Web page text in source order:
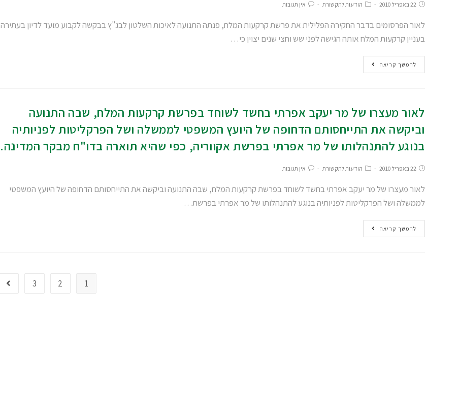
22 באפריל 2010 הודעות לתקשורת אין תגובות
לאור הפרסומים בדבר החקירה הפלילית את פרשת קרקעות המלח, פנתה התנועה לאיכות השלטון לבג"ץ בבקשה לקבוע מועד לדיון בעתירה
בעניין קרקעות המלח אותה הגישה לפני שש וחצי שנים יצוין כי…
להמשך קריאה
לאור מעצרו של מר יעקב אפרתי בחשד לשוחד בפרשת קרקעות המלח, שבה התנועה
וביקשה את התייחסותם הדחופה של היועץ המשפטי לממשלה ושל הפרקליטות לפניותיה
בנוגע להתנהלותו של מר אפרתי בפרשת אקווריה, כפי שהיא תוארה בדו"ח מבקר המדינה.
22 באפריל 2010 הודעות לתקשורת אין תגובות
לאור מעצרו של מר יעקב אפרתי בחשד לשוחד בפרשת קרקעות המלח, שבה התנועה וביקשה את התייחסותם הדחופה של היועץ המשפטי
לממשלה ושל הפרקליטות לפניותיה בנוגע להתנהלותו של מר אפרתי בפרשת…
להמשך קריאה
1
2
3